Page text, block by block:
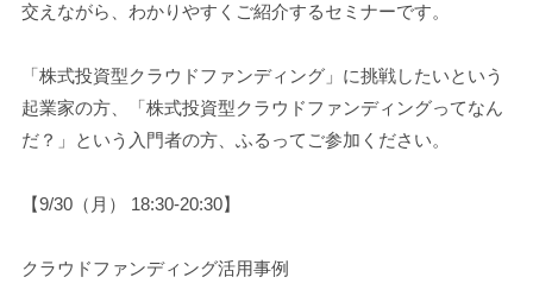
交えながら、わかりやすくご紹介するセミナーです。
「株式投資型クラウドファンディング」に挑戦したいという
起業家の方、「株式投資型クラウドファンディングってなん
だ？」という入門者の方、ふるってご参加ください。
【9/30（月） 18:30-20:30】
クラウドファンディング活用事例